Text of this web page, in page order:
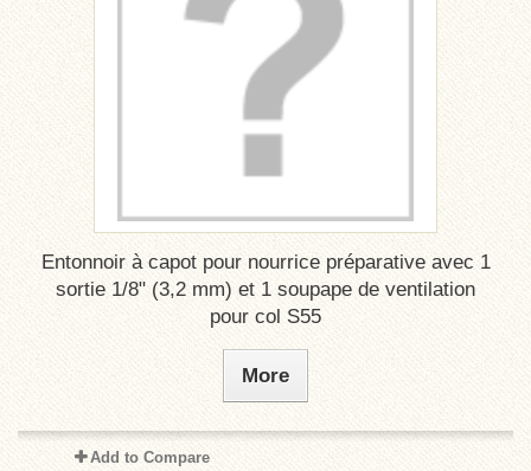
Entonnoir à capot pour nourrice préparative avec 1
sortie 1/8" (3,2 mm) et 1 soupape de ventilation
pour col S55
More
Add to Compare